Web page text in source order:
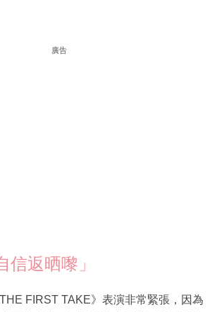
廣告
信返晒嚟」
FIRST TAKE》表演非常緊張，因為